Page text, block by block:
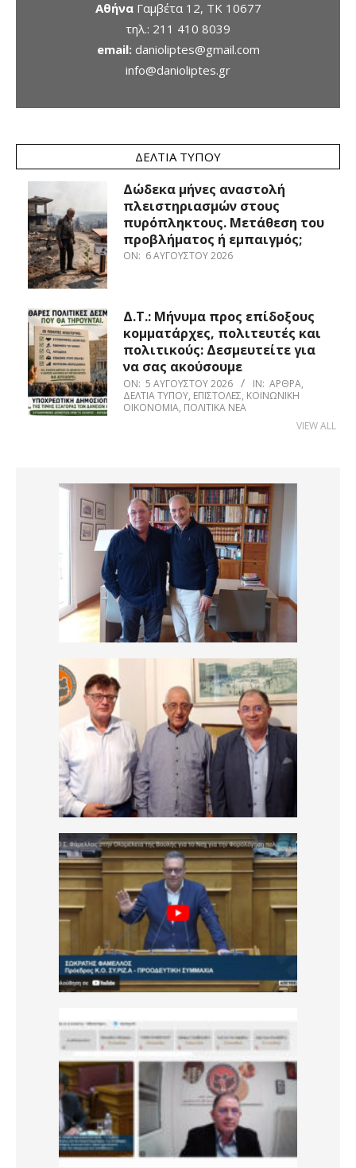
ΑθήναΓαμβέτα 12, ΤΚ 10677
τηλ.: 211 410 8039
email: danioliptes@gmail.com
info@danioliptes.gr
ΔΕΛΤΊΑ ΤΎΠΟΥ
Δώδεκα μήνες αναστολή
πλειστηριασμών στους
πυρόπληκτους. Μετάθεση του
προβλήματος ή εμπαιγμός;
ON: 6 ΑΥΓΟΎΣΤΟΥ 2026
Δ.Τ.: Μήνυμα προς επίδοξους
κομματάρχες, πολιτευτές και
πολιτικούς: Δεσμευτείτε για
να σας ακούσουμε
ON: 5 ΑΥΓΟΎΣΤΟΥ 2026 IN: ΆΡΘΡΑ,
ΔΕΛΤΊΑ ΤΎΠΟΥ, ΕΠΙΣΤΟΛΈΣ, ΚΟΙΝΩΝΙΚΉ
ΟΙΚΟΝΟΜΊΑ, ΠΟΛΙΤΙΚΆ ΝΈΑ
VIEW ALL